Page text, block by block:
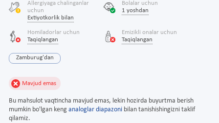
Allergiyaga chalinganlar
uchun
Extiyotkorlik bilan
Bolalar uchun
1 yoshdan
Homiladorlar uchun
Taqiqlangan
Emizikli onalar uchun
Taqiqlangan
Zamburug'dan
Mavjud emas
Bu mahsulot vaqtincha mavjud emas, lekin hozirda buyurtma berish
mumkin bo'lgan keng analoglar diapazoni bilan tanishishingizni taklif
qilamiz.